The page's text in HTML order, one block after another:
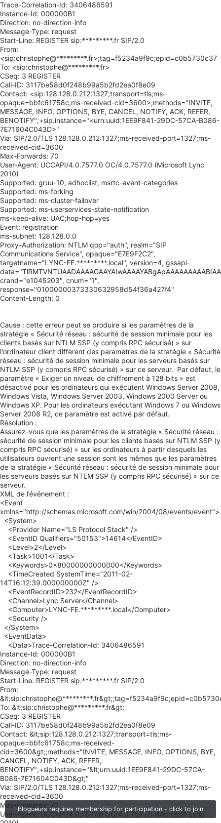
Blogueurs requires membership for participation - click to join
Trace-Correlation-Id: 3406486591
Instance-Id: 000000B1
Direction: no-direction-info
Message-Type: request
Start-Line: REGISTER sip:*********.fr SIP/2.0
From:
<sip:christophe@*********.fr>;tag=f5234a9f9c;epid=c0b5730c37
To: <sip:christophe@*********.fr>
CSeq: 3 REGISTER
Call-ID: 3117be58d0f248b99a5b2fd2ea0f8e09
Contact: <sip:128.128.0.212:1327;transport=tls;ms-
opaque=bbfc61758c;ms-received-cid=3600>;methods="INVITE,
MESSAGE, INFO, OPTIONS, BYE, CANCEL, NOTIFY, ACK, REFER,
BENOTIFY";+sip.instance="<urn:uuid:1EE9F841-29DC-57CA-B086-
7E71604C043D>"
Via: SIP/2.0/TLS 128.128.0.212:1327;ms-received-port=1327;ms-
received-cid=3600
Max-Forwards: 70
User-Agent: UCCAPI/4.0.7577.0 OC/4.0.7577.0 (Microsoft Lync
2010)
Supported: gruu-10, adhoclist, msrtc-event-categories
Supported: ms-forking
Supported: ms-cluster-failover
Supported: ms-userservices-state-notification
ms-keep-alive: UAC;hop-hop=yes
Event: registration
ms-subnet: 128.128.0.0
Proxy-Authorization: NTLM qop="auth", realm="SIP
Communications Service", opaque="E7E9F2C2",
targetname="LYNC-FE.*********.local", version=4, gssapi-
crand="e1045203", cnum="1",
response="01000000373330632958d54f36a427f4"
Content-Length: 0
Cause : cette erreur peut se produire si les paramètres de la
stratégie « Sécurité réseau : sécurité de session minimale pour les
clients basés sur NTLM SSP (y compris RPC sécurisé) » sur
l'ordinateur client diffèrent des paramètres de la stratégie « Sécurité
réseau : sécurité de session minimale pour les serveurs basés sur
NTLM SSP (y compris RPC sécurisé) » sur ce serveur. Par défaut, le
paramètre « Exiger un niveau de chiffrement à 128 bits » est
désactivé pour les ordinateurs qui exécutent Windows Server 2008,
Windows Vista, Windows Server 2003, Windows 2000 Server ou
Windows XP. Pour les ordinateurs exécutant Windows 7 ou Windows
Server 2008 R2, ce paramètre est activé par défaut.
Résolution :
Assurez-vous que les paramètres de la stratégie « Sécurité réseau :
sécurité de session minimale pour les clients basés sur NTLM SSP (y
compris RPC sécurisé) » sur les ordinateurs à partir desquels les
utilisateurs ouvrent une session sont les mêmes que les paramètres
de la stratégie « Sécurité réseau : sécurité de session minimale pour
les serveurs basés sur NTLM SSP (y compris RPC sécurisé) » sur ce
serveur.
XML de l’événement :
<Event
xmlns="http://schemas.microsoft.com/win/2004/08/events/event">
<System>
<Provider Name="LS Protocol Stack" />
<EventID Qualifiers="50153">14614</EventID>
<Level>2</Level>
<Task>1001</Task>
<Keywords>0x80000000000000</Keywords>
<TimeCreated SystemTime="2011-02-
14T16:12:39.000000000Z" />
<EventRecordID>232</EventRecordID>
<Channel>Lync Server</Channel>
<Computer>LYNC-FE.*********.local</Computer>
<Security />
</System>
<EventData>
<Data>Trace-Correlation-Id: 3406486591
Instance-Id: 000000B1
Direction: no-direction-info
Message-Type: request
Start-Line: REGISTER sip:*********.fr SIP/2.0
From:
To: &lt;sip:christophe@*********.fr&gt;
CSeq: 3 REGISTER
Call-ID: 3117be58d0f248b99a5b2fd2ea0f8e09
Contact: &lt;sip:128.128.0.212:1327;transport=tls;ms-
opaque=bbfc61758c;ms-received-
cid=3600&gt;;methods="INVITE, MESSAGE, INFO, OPTIONS, BYE,
CANCEL, NOTIFY, ACK, REFER,
BENOTIFY";+sip.instance="&lt;urn:uuid:1EE9F841-29DC-57CA-
B086-7E71604C043D&gt;"
Via: SIP/2.0/TLS 128.128.0.212:1327;ms-received-port=1327;ms-
received-cid=3600
Max-Forwards: 70
User-Agent: UCCAPI/4.0.7577.0 OC/4.0.7577.0 (Microsoft Lync